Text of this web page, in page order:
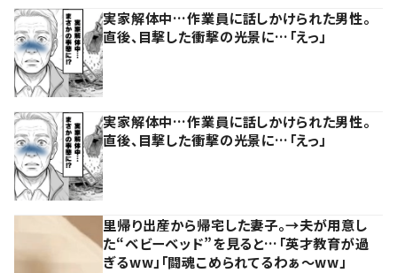
実家解体中…作業員に話しかけられた男性。
直後、目撃した衝撃の光景に…「えっ」
実家解体中…作業員に話しかけられた男性。
直後、目撃した衝撃の光景に…「えっ」
里帰り出産から帰宅した妻子。→夫が用意し
た“ベビーベッド”を見ると…「英才教育が過
ぎるww」「闘魂こめられてるわぁ～ww」